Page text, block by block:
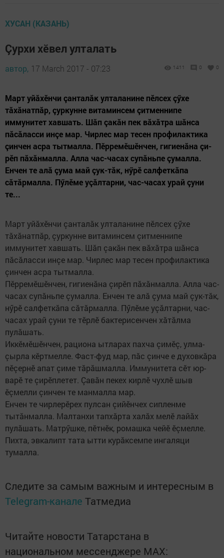
ХУСАН (КАЗАНЬ)
Çурхи хӗвел улталать
автор, 17 March 2017 - 07:23 1411 0 0
Март уйăхӗнчи çанталăк улталанине пӗлсех çӳхе
тăхăнатпăр, çуркунне витаминсем çитменнипе
иммунитет хавшать. Шăп çакăн пек вăхăтра шăнса
пăсăласси инçе мар. Чирлес мар тесен профилактика
çинчен асра тытмалла. Пӗрремӗшӗнчен, гигиенăна çи­
рӗп пăхăнмалла. Алла час-часах супăньпе çумалла.
Енчен те алă çу­ма май çук-тăк, нӳрӗ салфеткăпа
сăтăрмалла. Пӳлӗме уçăлтарни, час-часах урай çуни
те...
Март уйăхӗнчи çанталăк улталанине пӗлсех çӳхе
тăхăнатпăр, çуркунне витаминсем çитменнипе
иммунитет хавшать. Шăп çакăн пек вăхăтра шăнса
пăсăласси инçе мар. Чирлес мар тесен профилактика
çинчен асра тытмалла.
Пӗрремӗшӗнчен, гигиенăна çи­рӗп пăхăнмалла. Алла час-
часах супăньпе çумалла. Енчен те алă çу­ма май çук-тăк,
нӳрӗ салфеткăпа сăтăрмалла. Пӳлӗме уçăлтарни, час-
часах урай çуни те тӗрлӗ бакте­рисенчен хăтăлма
пулăшать.
Иккӗмӗшӗнчен, рациона ытларах пахча çимӗç, улма-
çырла кӗртмелле. Фаст-фуд мар, пăс çинче е духовкăра
пӗçернӗ апат çиме тăрăшмалла. Иммунитета сӗт юр-
варӗ те çирӗплетет. Çавăн пекех кирлӗ чухлӗ шыв
ӗçмелли çинчен те манмалла мар.
Енчен те чирлерӗрех пулсан çийӗнчех сипленме
тытăнмалла. Малтанхи тапхăрта халăх мелӗ лайăх
пулăшать. Матрӳшке, пӗтнӗк, ромашка чейӗ ӗçмелле.
Пихта, эвкалипт тата ытти курăксемпе ингаляци
тумалла.
Следите за самым важным и интересным в
Telegram-канале Татмедиа
Читайте новости Татарстана в
национальном мессенджере MАХ: